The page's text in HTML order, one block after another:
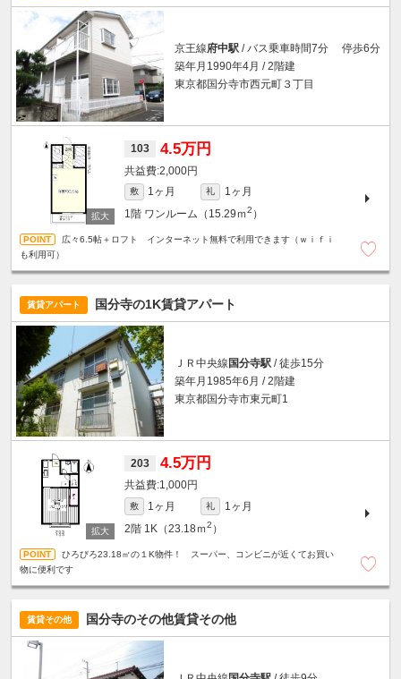
京王線府中駅 / バス乗車時間7分 停歩6分
築年月1990年4月 / 2階建
東京都国分寺市西元町３丁目
103 4.5万円
2,000円
敷 1ヶ月 礼
1ヶ月
1階 ワンルーム（15.29ｍ2 ）
広々6.5帖＋ロフト インターネット無料で利用できます（ｗｉｆｉ
も利用可）
賃貸アパート 国分寺の1K賃貸アパート
ＪＲ中央線 国分寺駅 / 徒歩15分
築年月1985年6月 / 2階建
東京都国分寺市東元町1
203 4.5万円
1,000円
敷 1ヶ月 礼
1ヶ月
2階 1K（23.18ｍ2 ）
ひろびろ23.18㎡の１K物件！ スーパー、コンビニが近くてお買い
物に便利です
賃貸その他 国分寺のその他賃貸その他